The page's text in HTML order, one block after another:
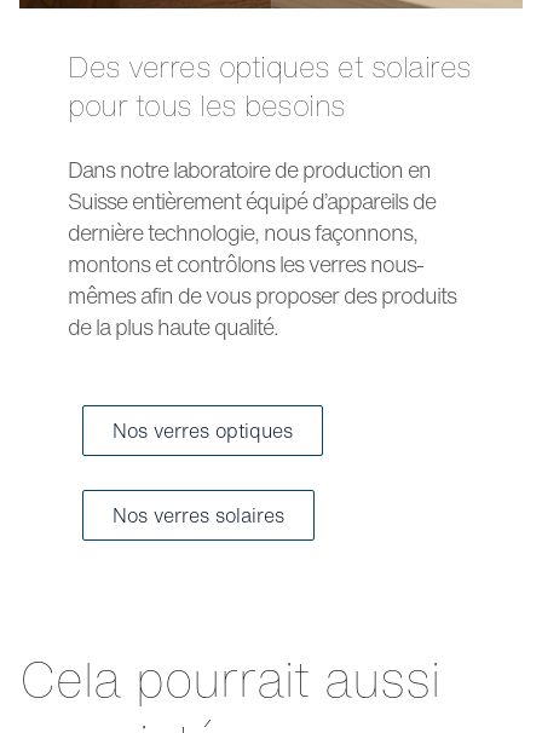
Des verres optiques et solaires
pour tous les besoins
Dans notre laboratoire de production en
Suisse entièrement équipé d’appareils de
dernière technologie, nous façonnons,
montons et contrôlons les verres nous-
mêmes afin de vous proposer des produits
de la plus haute qualité.
Nos verres optiques
Nos verres solaires
Cela pourrait aussi